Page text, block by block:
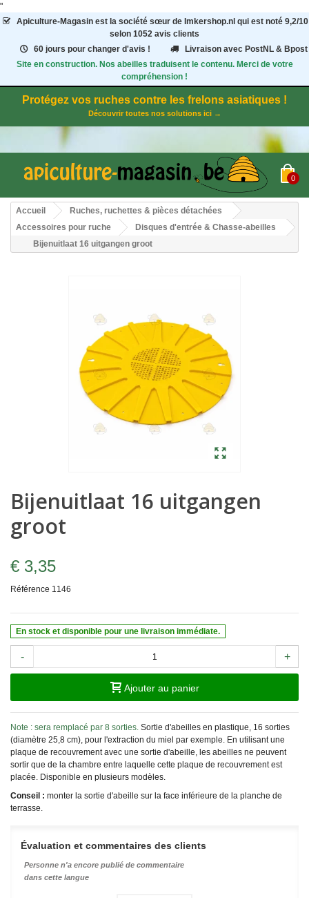
"
Apiculture-Magasinest la société sœur de Imkershop.nl qui est noté 9,2/10
selon 1052 avis clients
60 jours pour changer d'avis !
Livraison avec PostNL & Bpost
Site en construction. Nos abeilles traduisent le contenu. Merci de votre
compréhension !
Protégez vos ruches contre les frelons asiatiques !
Découvrir toutes nos solutions ici →
0
Accueil
Ruches, ruchettes & pièces détachées
Accessoires pour ruche
Disques d'entrée & Chasse-abeilles
Bijenuitlaat 16 uitgangen groot
Bijenuitlaat 16 uitgangen
groot
€ 3,35
Référence 1146
En stock et disponible pour une livraison immédiate.
- +
Ajouter au panier
Note : sera remplacé par 8 sorties. Sortie d'abeilles en plastique, 16 sorties
(diamètre 25,8 cm), pour l'extraction du miel par exemple. En utilisant une
plaque de recouvrement avec une sortie d'abeille, les abeilles ne peuvent
sortir que de la chambre entre laquelle cette plaque de recouvrement est
placée. Disponible en plusieurs modèles.
Conseil : monter la sortie d'abeille sur la face inférieure de la planche de
terrasse.
Évaluation et commentaires des clients
Personne n'a encore publié de commentaire
dans cette langue